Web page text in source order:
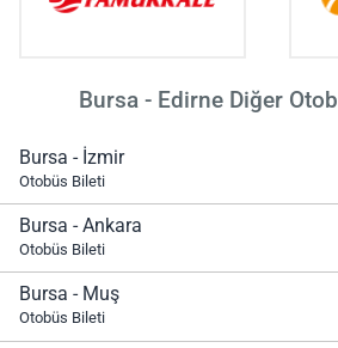
Bursa - Edirne Diğer
Bursa - İzmir
Otobüs Bileti
Bursa - Ankara
Otobüs Bileti
Bursa - Muş
Otobüs Bileti